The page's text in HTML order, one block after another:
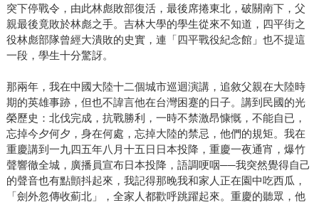
突下停戰令，由此林彪敗部復活，最後席捲東北，破關南下，父
親最後竟敗於林彪之手。吉林大學的學生從來不知道，四平街之
役林彪部隊曾經大潰敗的史實，連「四平戰役紀念館」也不提這
一段，學生十分驚訝。
那兩年，我在中國大陸十二個城市巡迴演講，追敘父親在大陸時
期的英雄事跡，但也不諱言他在台灣困蹇的日子。講到民國的光
榮歷史：北伐完成，抗戰勝利，一時不禁激昂慷慨，不能自已，
忘掉今夕何夕，身在何處，忘掉大陸的禁忌，他們的規矩。我在
重慶講到一九四五年八月十五日日本投降，重慶一夜通宵，爆竹
聲響徹全城，廣播員宣布日本投降，語調哽咽──我突然覺得自己
的聲音也有點顫抖起來，我記得那晚我和家人正在園中吃西瓜，
「劍外忽傳收薊北」，全家人都歡呼跳躍起來。重慶的聽眾，他